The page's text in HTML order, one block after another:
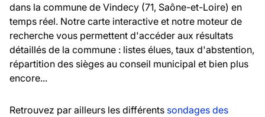
dans la commune de Vindecy (71, Saône-et-Loire) en
temps réel. Notre carte interactive et notre moteur de
recherche vous permettent d'accéder aux résultats
détaillés de la commune : listes élues, taux d'abstention,
répartition des sièges au conseil municipal et bien plus
encore...
Retrouvez par ailleurs les différents sondages des